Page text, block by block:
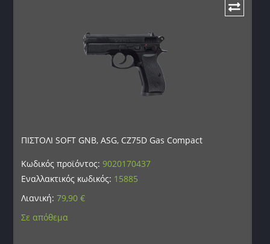
ΠΙΣΤΟΛΙ SOFT GNB, ASG, CZ75D Gas Compact
Κωδικός προϊόντος:9020170437
Εναλλακτικός κωδικός: 15885
Λιανική:79,90€
Σε απόθεμα